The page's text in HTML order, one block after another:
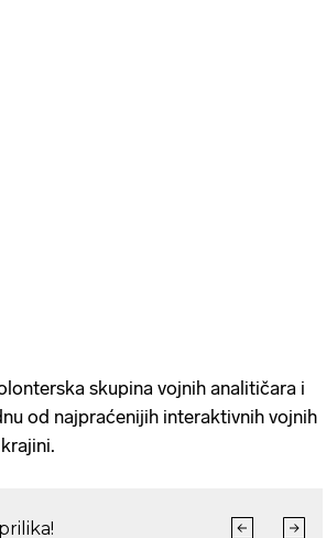
skupina vojnih analitičara i
od najpraćenijih interaktivnih vojnih